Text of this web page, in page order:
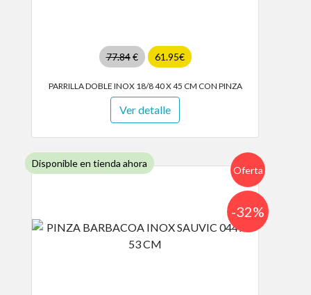
77.84€ 61.95€
PARRILLA DOBLE INOX 18/8 40 X 45 CM CON PINZA
Ver detalle
Disponible en tienda ahora
Oferta
-32%